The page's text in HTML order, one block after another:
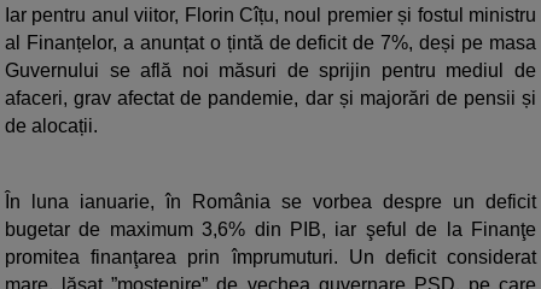
Iar pentru anul viitor, Florin Cîțu, noul premier și fostul ministru
al Finanțelor, a anunțat o țintă de deficit de 7%, deși pe masa
Guvernului se află noi măsuri de sprijin pentru mediul de
afaceri, grav afectat de pandemie, dar și majorări de pensii și
de alocații.
În luna ianuarie, în România se vorbea despre un deficit
bugetar de maximum 3,6% din PIB, iar şeful de la Finanţe
promitea finanţarea prin împrumuturi. Un deficit considerat